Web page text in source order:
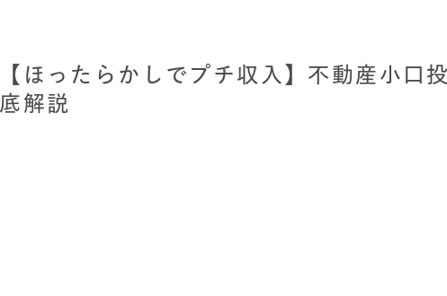
【ほったらかしでプチ収入】不動産小口
底解説